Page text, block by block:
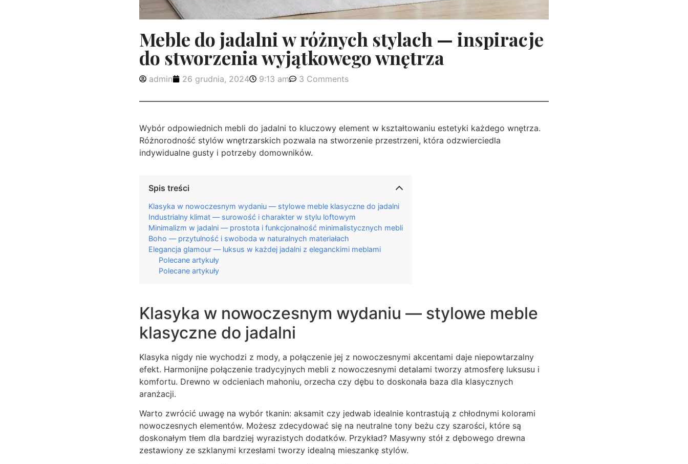
Meble do jadalni w różnych stylach — inspiracje
do stworzenia wyjątkowego wnętrza
admin 26 grudnia, 2024 9:13 am 3 Comments
Wybór odpowiednich mebli do jadalni to kluczowy element w kształtowaniu estetyki każdego wnętrza.
Różnorodność stylów wnętrzarskich pozwala na stworzenie przestrzeni, która odzwierciedla
indywidualne gusty i potrzeby domowników.
Spis treści
Klasyka w nowoczesnym wydaniu — stylowe meble klasyczne do jadalni
Industrialny klimat — surowość i charakter w stylu loftowym
Minimalizm w jadalni — prostota i funkcjonalność minimalistycznych mebli
Boho — przytulność i swoboda w naturalnych materiałach
Elegancja glamour — luksus w każdej jadalni z eleganckimi meblami
Polecane artykuły
Polecane artykuły
Klasyka w nowoczesnym wydaniu — stylowe meble
klasyczne do jadalni
Klasyka nigdy nie wychodzi z mody, a połączenie jej z nowoczesnymi akcentami daje niepowtarzalny
efekt. Harmonijne połączenie tradycyjnych mebli z nowoczesnymi detalami tworzy atmosferę luksusu i
komfortu. Drewno w odcieniach mahoniu, orzecha czy dębu to doskonała baza dla klasycznych
aranżacji.
Warto zwrócić uwagę na wybór tkanin: aksamit czy jedwab idealnie kontrastują z chłodnymi kolorami
nowoczesnych elementów. Możesz zdecydować się na neutralne tony beżu czy szarości, które są
doskonałym tłem dla bardziej wyrazistych dodatków. Przykład? Masywny stół z dębowego drewna
zestawiony ze szklanymi krzesłami tworzy idealną mieszankę stylów.